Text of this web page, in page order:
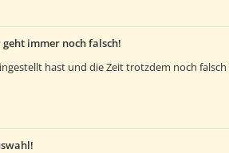
immer noch falsch!
hast und die Zeit trotzdem noch